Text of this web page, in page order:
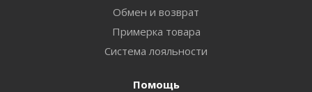
Обмен и возврат
Примерка товара
Система лояльности
Помощь